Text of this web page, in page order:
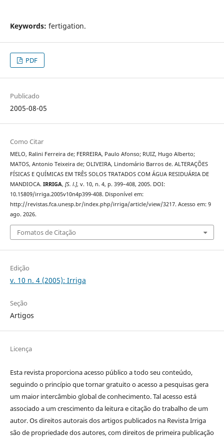
Keywords: fertigation.
PDF
Publicado
2005-08-05
Como Citar
MELO, Ralini Ferreira de; FERREIRA, Paulo Afonso; RUIZ, Hugo Alberto;
MATOS, Antonio Teixeira de; OLIVEIRA, Lindomário Barros de. ALTERAÇÕES
FÍSICAS E QUÍMICAS EM TRÊS SOLOS TRATADOS COM ÁGUA RESIDUÁRIA DE
MANDIOCA. IRRIGA, [S. l.], v. 10, n. 4, p. 399–408, 2005. DOI:
10.15809/irriga.2005v10n4p399-408. Disponível em:
http://revistas.fca.unesp.br/index.php/irriga/article/view/3217. Acesso em: 9
ago. 2026.
Fomatos de Citação
Edição
v. 10 n. 4 (2005): Irriga
Seção
Artigos
Licença
Esta revista proporciona acesso público a todo seu conteúdo,
seguindo o princípio que tornar gratuito o acesso a pesquisas gera
um maior intercâmbio global de conhecimento. Tal acesso está
associado a um crescimento da leitura e citação do trabalho de um
autor. Os direitos autorais dos artigos publicados na Revista Irriga
são de propriedade dos autores, com direitos de primeira publicação